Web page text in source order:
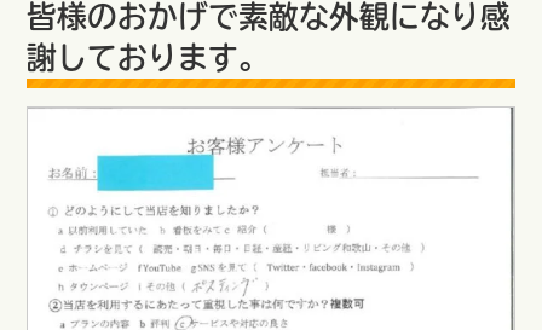
皆様のおかげで素敵な外観になり感
謝しております。